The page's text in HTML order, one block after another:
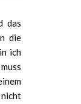
das
die
ich